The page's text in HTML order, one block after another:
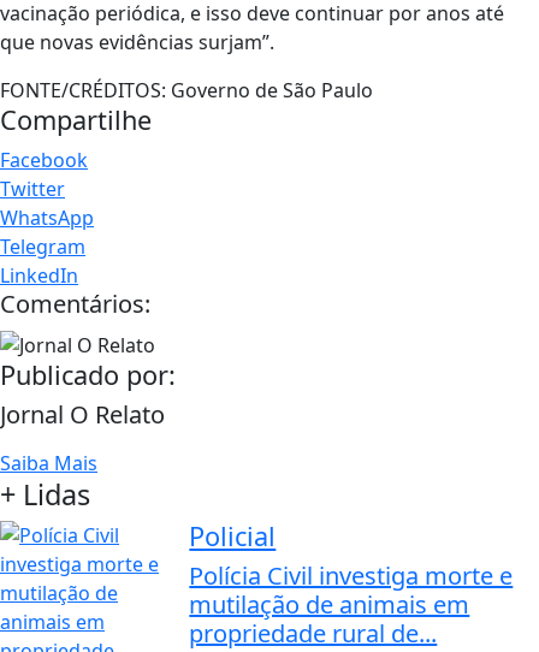
vacinação periódica, e isso deve continuar por anos até
que novas evidências surjam”.
FONTE/CRÉDITOS: Governo de São Paulo
Compartilhe
Facebook
Twitter
WhatsApp
Telegram
LinkedIn
Comentários:
Publicado por:
Jornal O Relato
Saiba Mais
+ Lidas
Policial
Polícia Civil investiga morte e
mutilação de animais em
propriedade rural de...